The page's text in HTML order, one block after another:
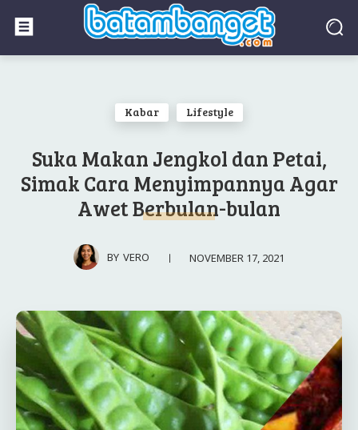
Kabar Lifestyle
Suka Makan Jengkol dan Petai,
Simak Cara Menyimpannya Agar
Awet Berbulan-bulan
BY VERO NOVEMBER 17, 2021